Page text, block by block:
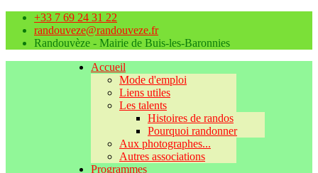
+33 7 69 24 31 22
randouveze@randouveze.fr
Randouvèze - Mairie de Buis-les-Baronnies
Accueil
Mode d'emploi
Liens utiles
Les talents
Histoires de randos
Pourquoi randonner
Aux photographes...
Autres associations
Programmes